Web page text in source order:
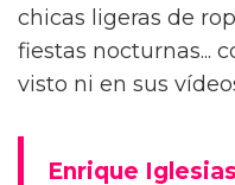
chicas ligeras de
fiestas nocturnas...
visto ni en sus
Enrique